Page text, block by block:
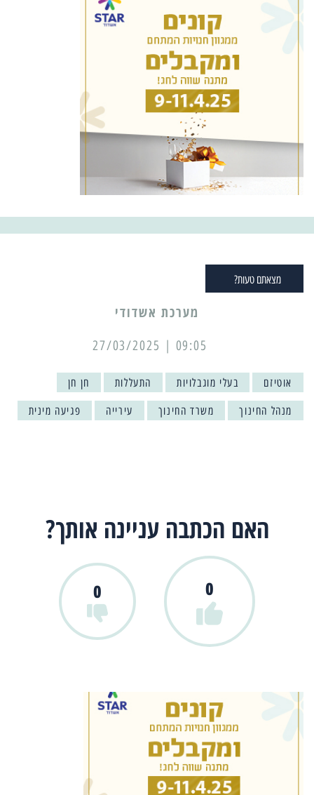
מצאתם טעות?
מערכת אשדודי
09:05 | 27/03/2025
אוטיזם בעלי מוגבלויות התעללות חן חן
מנהל החינוך משרד החינוך עירייה פגיעה מינית
האם הכתבה עניינה אותך?
0
0